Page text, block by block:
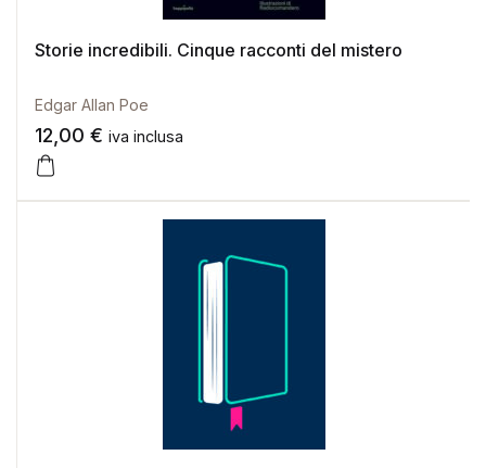
Storie incredibili. Cinque racconti del mistero
Edgar Allan Poe
12,00 € iva inclusa